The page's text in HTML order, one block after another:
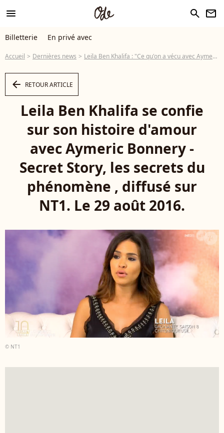
menu search newsletter
Billetterie En privé avec
Accueil Dernières news Leila Ben Khalifa : "Ce qu'on a vécu avec Aymeric nous marquera à vie"
arrow_left RETOUR ARTICLE
Leila Ben Khalifa se confie
sur son histoire d'amour
avec Aymeric Bonnery -
Secret Story, les secrets du
phénomène , diffusé sur
NT1. Le 29 août 2016.
© NT1